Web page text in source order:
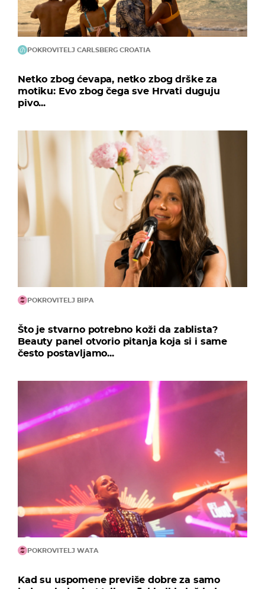
POKROVITELJ CARLSBERG CROATIA
Netko zbog ćevapa, netko zbog drške za
motiku: Evo zbog čega sve Hrvati duguju
pivo...
POKROVITELJ BIPA
Što je stvarno potrebno koži da zablista?
Beauty panel otvorio pitanja koja si i same
često postavljamo...
POKROVITELJ WATA
Kad su uspomene previše dobre za samo